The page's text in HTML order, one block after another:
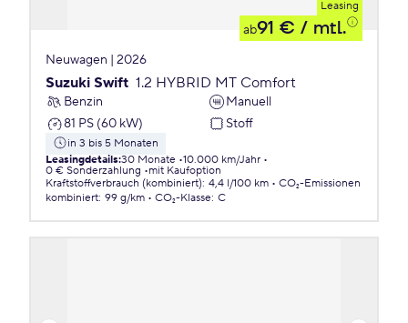
Leasing
ab91 € / mtl.
Neuwagen | 2026
Suzuki Swift 1.2 HYBRID MT Comfort
Benzin
Manuell
81 PS (60 kW)
Stoff
in 3 bis 5 Monaten
Leasingdetails:30 Monate 10.000 km/Jahr
0 € Sonderzahlung
mit Kaufoption
Kraftstoffverbrauch (kombiniert): 4,4 l/100 km
CO₂-Emissionen
kombiniert: 99 g/km CO₂-Klasse: C